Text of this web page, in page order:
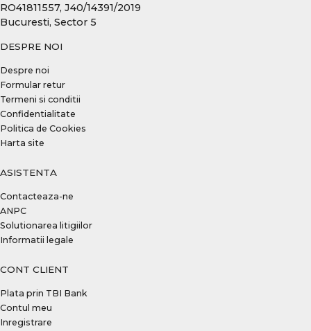
RO41811557, J40/14391/2019
Bucuresti, Sector 5
DESPRE NOI
Despre noi
Formular retur
Termeni si conditii
Confidentialitate
Politica de Cookies
Harta site
ASISTENTA
Contacteaza-ne
ANPC
Solutionarea litigiilor
Informatii legale
CONT CLIENT
Plata prin TBI Bank
Contul meu
Inregistrare